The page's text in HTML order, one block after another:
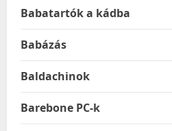
Babatartók a kádba
Babázás
Baldachinok
Barebone PC-k